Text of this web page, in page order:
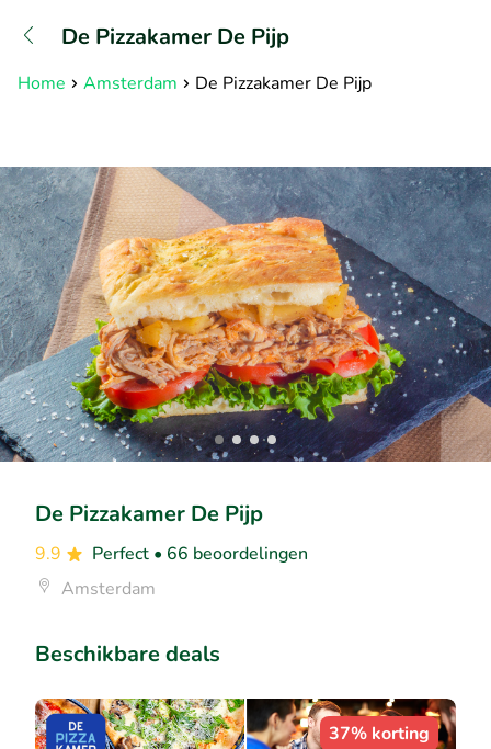
De Pizzakamer De Pijp
Home Amsterdam De Pizzakamer De Pijp
De Pizzakamer De Pijp
9.9 Perfect • 66 beoordelingen
Amsterdam
Beschikbare deals
37% korting